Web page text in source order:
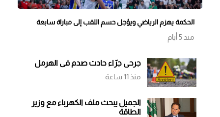
الحكمة يهزم الرياضي ويؤجل حسم اللقب إلى مباراة سابعة
منذ 5 أيام
جرحى جرّاء حادث صدم في الهرمل
منذ 11 ساعة
الجميل يبحث ملف الكهرباء مع وزير
الطاقة